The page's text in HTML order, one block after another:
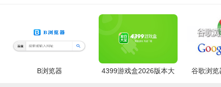
B浏览器
4399游戏盒2026版本大
谷歌浏览